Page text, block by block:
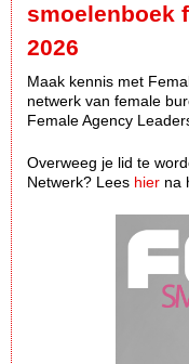
smoelenboek
2026
Maak kennis met
netwerk van female
Female Agency
Overweeg je lid te
Netwerk? Lees hier na